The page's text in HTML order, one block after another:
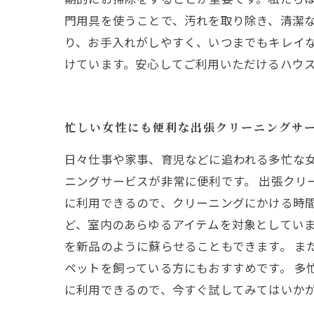
門用具を使うことで、汚れを取り除き、清潔
り、お手入れがしやすく、いつまでもキレ
けています。安心してご利用いただけるハウ
忙しい女性にも便利な出張クリーニングサ
日々仕事や家事、育児などに追われる多忙な
ニングサービスが非常に便利です。 出張ク
に利用できるので、クリーニングにかける
ど、室内のあらゆるアイテムを対象として
を新品のように蘇らせることもできます。
ペットを飼っている方にもおすすめです。
に利用できるので、今すぐ試してみてはいか